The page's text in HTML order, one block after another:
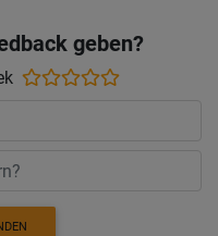
geben?